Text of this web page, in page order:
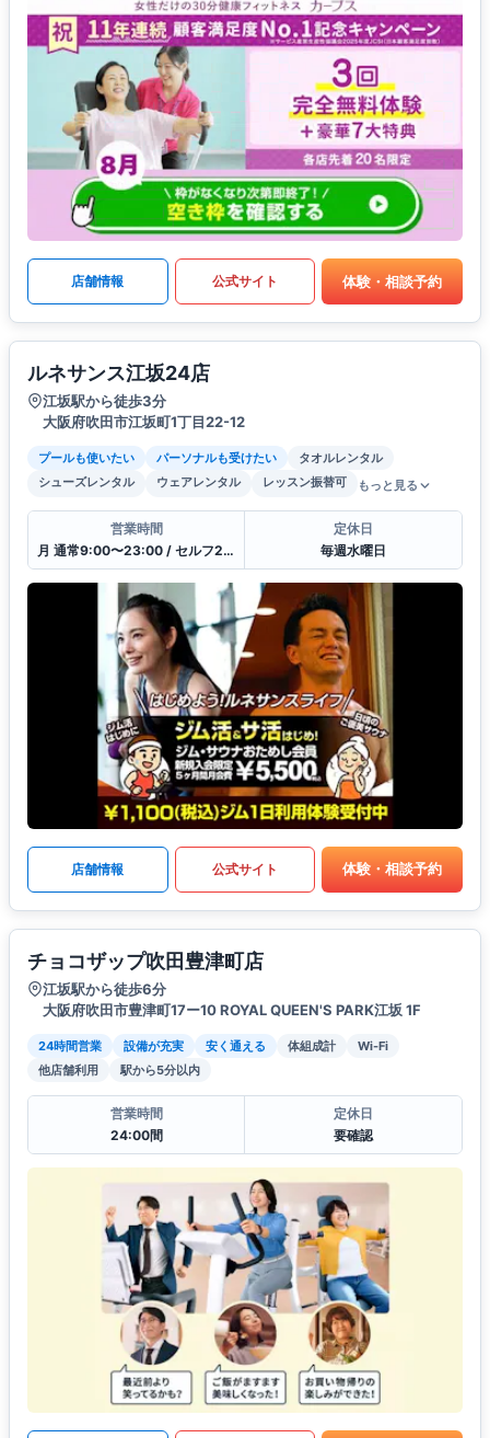
店舗情報 公式サイト 体験・相談予約
ルネサンス江坂24店
江坂駅から徒歩3分
大阪府吹田市江坂町1丁目22-12
プールも使いたい パーソナルも受けたい
タオルレンタル
シューズレンタル
ウェアレンタル レッスン振替可 もっと見る
営業時間
月 通常9:00〜23:00 / セルフ23:00〜9:00 / 受付10:00〜21:00
定休日
毎週水曜日
店舗情報 公式サイト 体験・相談予約
チョコザップ吹田豊津町店
江坂駅から徒歩6分
大阪府吹田市豊津町17ー10 ROYAL QUEEN'S PARK江坂 1F
24時間営業 設備が充実 安く通える 体組成計
Wi-Fi
他店舗利用
駅から5分以内
営業時間
24:00間
定休日
要確認